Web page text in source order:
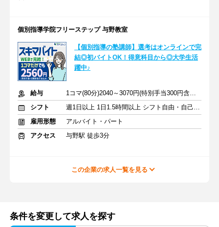
個別指導学院フリーステップ 与野教室
【個別指導の塾講師】選考はオンラインで完
結◎初バイトOK！得意科目から◎大学生活
躍中♪
給与
1コマ(80分)2040～3070円(特別手当300円含む)+授業前後手当520円
シフト
週1日以上 1日1.5時間以上 シフト自由・自己申告
雇用形態
アルバイト・パート
アクセス
与野駅 徒歩3分
この企業の求人一覧を見る
条件を変更して求人を探す